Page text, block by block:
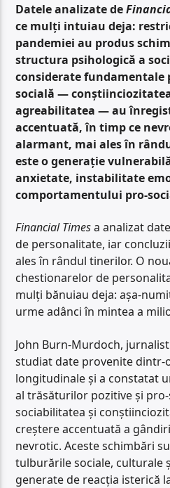
Datele analizate de
ce mulți intuiau deja:
pandemiei au produs
structura psihologică a
considerate fundamentale
socială —
agreabilitatea — au
accentuată, în timp ce
alarmant, mai ales în
este o generație
anxietate, instabilitate
comportamentului pro-
Financial Timesa analizat
de personalitate, iar
ales în rândul tinerilor. O
chestionarelor de
mulți bănuiau deja: așa-
urme adânci în mintea a
John Burn-Murdoch,
studiat date provenite dintr-
longitudinale și a constatat
al trăsăturilor pozitive și
sociabilitatea și
creștere accentuată a
nevrotic. Aceste schimbări
tulburările sociale, culturale
generate de reacția isterică